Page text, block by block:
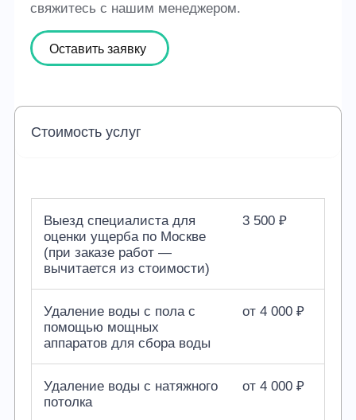
свяжитесь с нашим менеджером.
Оставить заявку
Стоимость услуг
Выезд специалиста для
оценки ущерба по Москве
(при заказе работ —
вычитается из стоимости)
3 500 ₽
Удаление воды с пола с
помощью мощных
аппаратов для сбора воды
от 4 000 ₽
Удаление воды с натяжного
потолка
от 4 000 ₽